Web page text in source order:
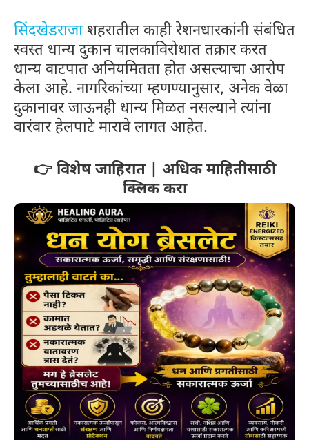
सिंदखेडराजा शहरातील काही रेशनधारकांनी संबंधित
स्वस्त धान्य दुकान चालकाविरोधात तक्रार करत
धान्य वाटपात अनियमितता होत असल्याचा आरोप
केला आहे. नागरिकांच्या म्हणण्यानुसार, अनेक वेळा
दुकानावर जाऊनही धान्य मिळत नसल्याने त्यांना
वारंवार हेलपाटे मारावे लागत आहेत.
👉 विशेष जाहिरात | अधिक माहितीसाठी
क्लिक करा